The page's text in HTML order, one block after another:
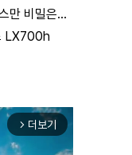
만 비밀은…
LX700h
arrow_forward_ios 더보기